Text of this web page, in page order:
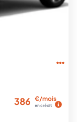
386 €/mois
en crédit